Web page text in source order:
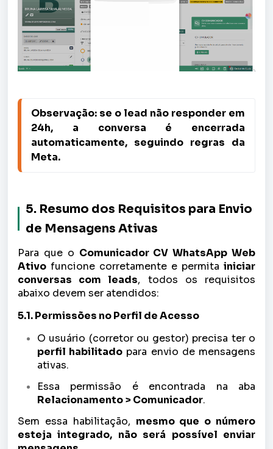
Observação: se o lead não responder em
24h, a conversa é encerrada
automaticamente, seguindo regras da
Meta.
5. Resumo dos Requisitos para Envio
de Mensagens Ativas
Para que o Comunicador CV WhatsApp Web
Ativo funcione corretamente e permita iniciar
conversas com leads, todos os requisitos
abaixo devem ser atendidos:
5.1. Permissões no Perfil de Acesso
O usuário (corretor ou gestor) precisa ter o
perfil habilitado para envio de mensagens
ativas.
Essa permissão é encontrada na aba
Relacionamento > Comunicador.
Sem essa habilitação, mesmo que o número
esteja integrado, não será possível enviar